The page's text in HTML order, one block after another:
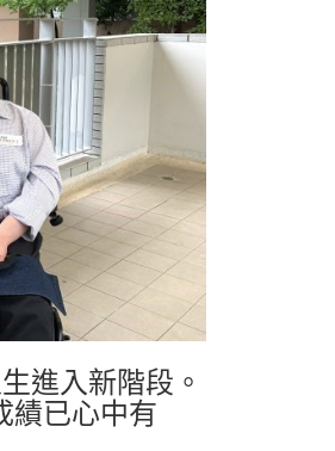
進入新階段。
績已心中有